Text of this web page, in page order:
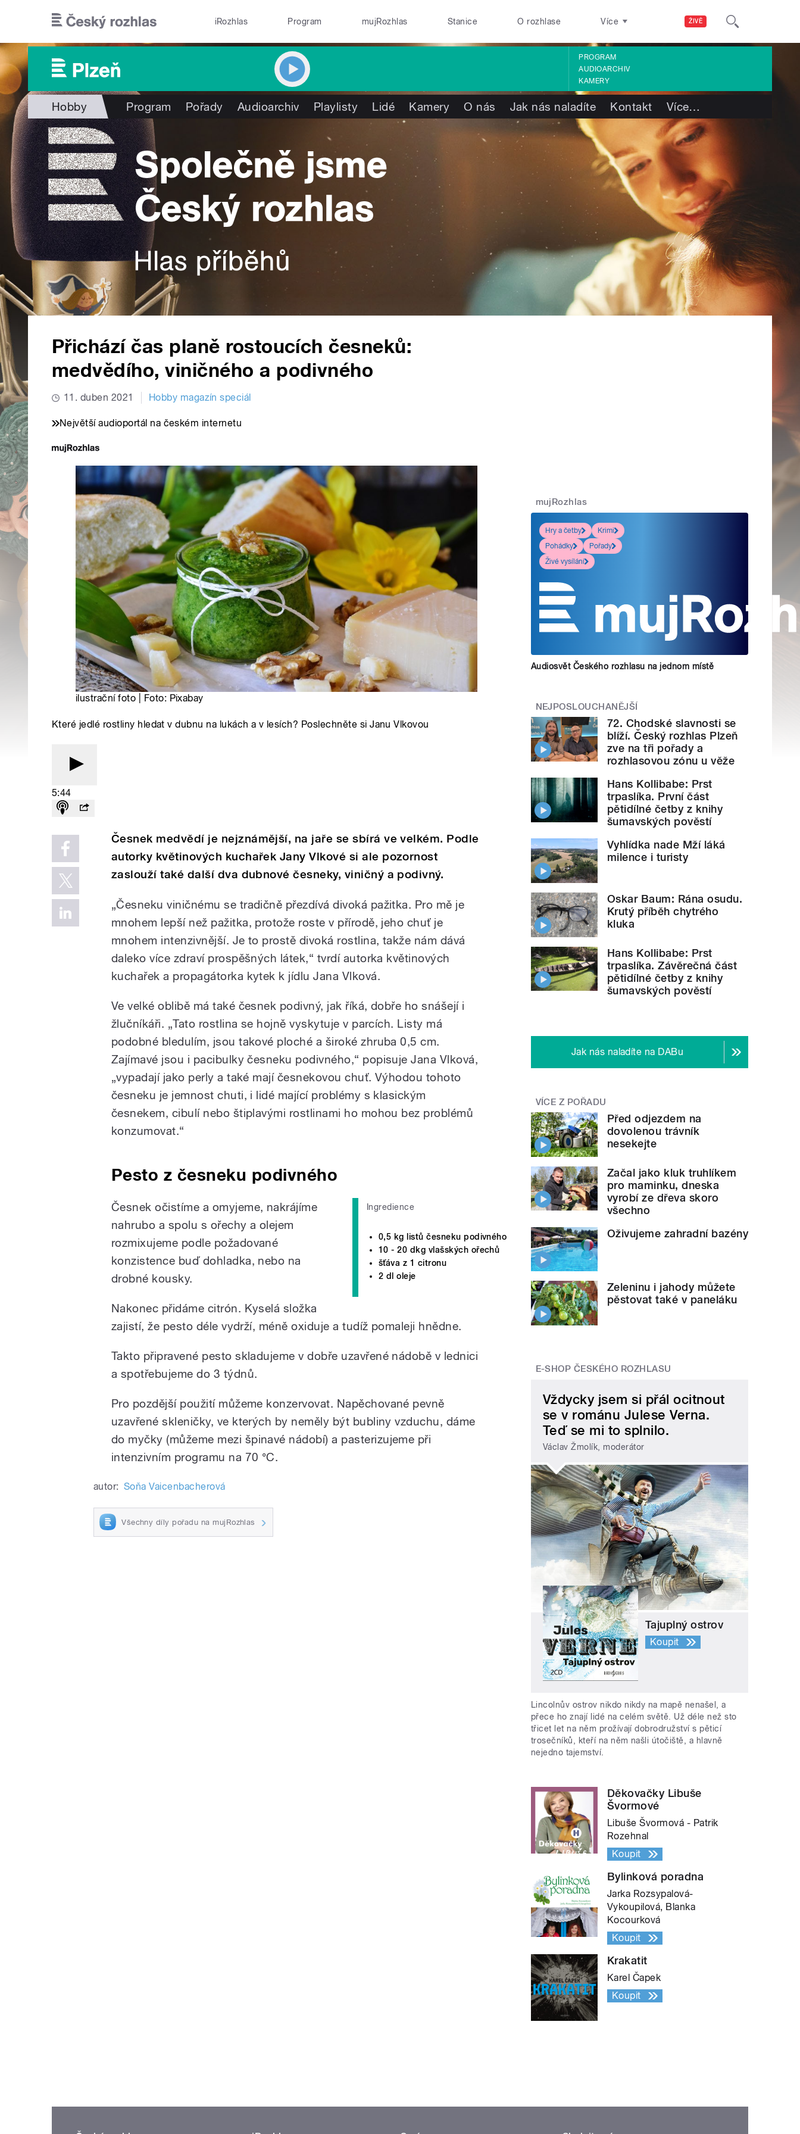
ŽIVĚ
iRozhlas Program mujRozhlas Stanice O rozhlase Více
PROGRAM
AUDIOARCHIV
KAMERY
Hobby Program Pořady Audioarchiv Playlisty Lidé Kamery O nás Jak nás naladíte Kontakt Více…
Přichází čas planě rostoucích česneků:
medvědího, viničného a podivného
11. duben 2021 Hobby magazín speciál
Největší audioportál na českém internetu
ilustrační foto | Foto: Pixabay
Které jedlé rostliny hledat v dubnu na lukách a v lesích? Poslechněte si Janu Vlkovou
5:44
Česnek medvědí je nejznámější, na jaře se sbírá ve velkém. Podle
autorky květinových kuchařek Jany Vlkové si ale pozornost
zaslouží také další dva dubnové česneky, viničný a podivný.
„Česneku viničnému se tradičně přezdívá divoká pažitka. Pro mě je
mnohem lepší než pažitka, protože roste v přírodě, jeho chuť je
mnohem intenzivnější. Je to prostě divoká rostlina, takže nám dává
daleko více zdraví prospěšných látek,“ tvrdí autorka květinových
kuchařek a propagátorka kytek k jídlu Jana Vlková.
Ve velké oblibě má také česnek podivný, jak říká, dobře ho snášejí i
žlučníkáři. „Tato rostlina se hojně vyskytuje v parcích. Listy má
podobné bledulím, jsou takové ploché a široké zhruba 0,5 cm.
Zajímavé jsou i pacibulky česneku podivného,“ popisuje Jana Vlková,
„vypadají jako perly a také mají česnekovou chuť. Výhodou tohoto
česneku je jemnost chuti, i lidé mající problémy s klasickým
česnekem, cibulí nebo štiplavými rostlinami ho mohou bez problémů
konzumovat.“
Pesto z česneku podivného
Ingredience
0,5 kg listů česneku podivného
10 - 20 dkg vlašských ořechů
šťáva z 1 citronu
2 dl oleje
Česnek očistíme a omyjeme, nakrájíme
nahrubo a spolu s ořechy a olejem
rozmixujeme podle požadované
konzistence buď dohladka, nebo na
drobné kousky.
Nakonec přidáme citrón. Kyselá složka
zajistí, že pesto déle vydrží, méně oxiduje a tudíž pomaleji hnědne.
Takto připravené pesto skladujeme v dobře uzavřené nádobě v lednici
a spotřebujeme do 3 týdnů.
Pro pozdější použití můžeme konzervovat. Napěchované pevně
uzavřené skleničky, ve kterých by neměly být bubliny vzduchu, dáme
do myčky (můžeme mezi špinavé nádobí) a pasterizujeme při
intenzivním programu na 70 °C.
autor: Soňa Vaicenbacherová
Všechny díly pořadu na mujRozhlas
mujRozhlas
Hry a četby
Krimi
Pohádky
Pořady
Živé vysílání
Audiosvět Českého rozhlasu na jednom místě
NEJPOSLOUCHANĚJŠÍ
72. Chodské slavnosti se
blíží. Český rozhlas Plzeň
zve na tři pořady a
rozhlasovou zónu u věže
Hans Kollibabe: Prst
trpaslíka. První část
pětidílné četby z knihy
šumavských pověstí
Vyhlídka nade Mží láká
milence i turisty
Oskar Baum: Rána osudu.
Krutý příběh chytrého
kluka
Hans Kollibabe: Prst
trpaslíka. Závěrečná část
pětidílné četby z knihy
šumavských pověstí
Jak nás naladíte na DABu
VÍCE Z POŘADU
Před odjezdem na
dovolenou trávník
nesekejte
Začal jako kluk truhlíkem
pro maminku, dneska
vyrobí ze dřeva skoro
všechno
Oživujeme zahradní bazény
Zeleninu i jahody můžete
pěstovat také v paneláku
E-SHOP ČESKÉHO ROZHLASU
Vždycky jsem si přál ocitnout
se v románu Julese Verna.
Teď se mi to splnilo.
Václav Žmolík, moderátor
Tajuplný ostrov
Koupit
Lincolnův ostrov nikdo nikdy na mapě nenašel, a
přece ho znají lidé na celém světě. Už déle než sto
třicet let na něm prožívají dobrodružství s pěticí
trosečníků, kteří na něm našli útočiště, a hlavně
nejedno tajemství.
Děkovačky Libuše
Švormové
Libuše Švormová - Patrik
Rozehnal
Koupit
Bylinková poradna
Jarka Rozsypalová-
Vykoupilová, Blanka
Kocourková
Koupit
Krakatit
Karel Čapek
Koupit